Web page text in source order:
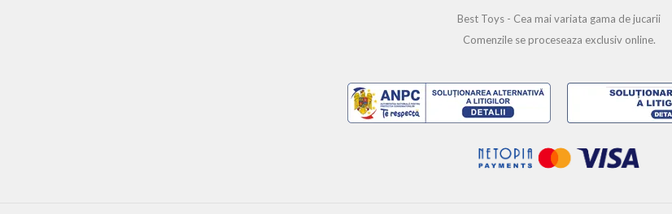
Best Toys - Cea mai variata gama de jucarii
Comenzile se proceseaza exclusiv online.